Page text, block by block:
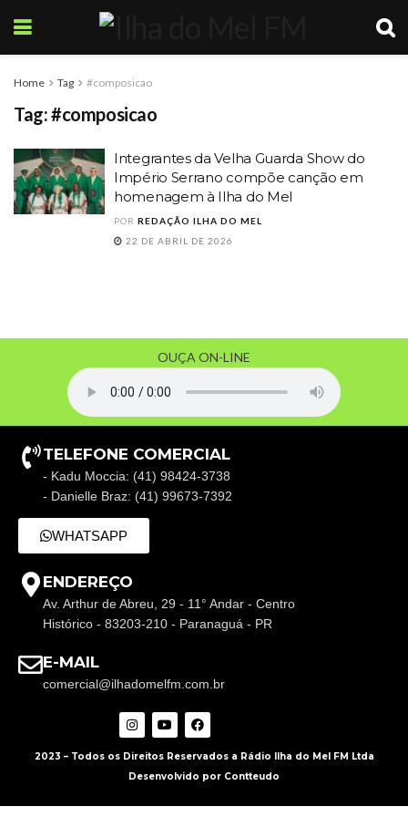
Home Tag #composicao
Tag:#composicao
Integrantes da Velha Guarda Show do
Império Serrano compõe canção em
homenagem à Ilha do Mel
POR REDAÇÃO ILHA DO MEL
22 DE ABRIL DE 2026
OUÇA ON-LINE
TELEFONE COMERCIAL
- Kadu Moccia: (41) 98424-3738
- Danielle Braz: (41) 99673-7392
WHATSAPP
ENDEREÇO
Av. Arthur de Abreu, 29 - 11° Andar - Centro
Histórico - 83203-210 - Paranaguá - PR
E-MAIL
comercial@ilhadomelfm.com.br
2023 – Todos os Direitos Reservados a Rádio Ilha do Mel FM Ltda
Desenvolvido por Contteudo